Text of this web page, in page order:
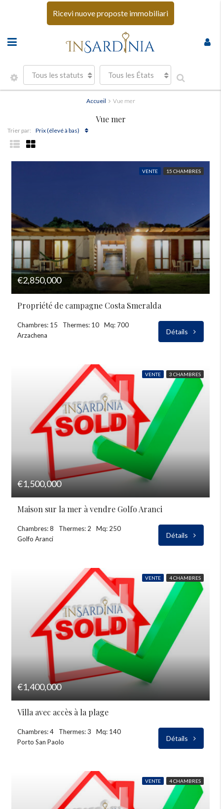
Ricevi nuove proposte immobiliari
Tous les statuts Tous les États
Accueil Vue mer
Vue mer
Trier par: Prix ​​(élevé à bas)
VENTE 15 CHAMBRES
€2,850,000
Propriété de campagne Costa Smeralda
Chambres: 15 Thermes: 10
Mq: 700
Arzachena
Détails
VENTE 3 CHAMBRES
€1,500,000
Maison sur la mer à vendre Golfo Aranci
Chambres: 8 Thermes: 2
Mq: 250
Golfo Aranci
Détails
VENTE 4 CHAMBRES
€1,400,000
Villa avec accès à la plage
Chambres: 4 Thermes: 3
Mq: 140
Porto San Paolo
Détails
VENTE 4 CHAMBRES